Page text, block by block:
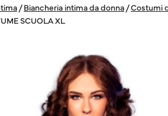
/Biancheria intima da donna /Costumi
SCUOLA XL